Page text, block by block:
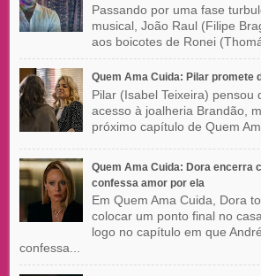
Passando por uma fase
musical, João Raul (Filipe
aos boicotes de Ronei
Quem Ama Cuida: Pilar promete
Pilar (Isabel Teixeira) pensou
acesso à joalheria Brandão,
próximo capítulo de Quem
Quem Ama Cuida: Dora encerra
confessa amor por ela
Em Quem Ama Cuida, Dora
colocar um ponto final no
logo no capítulo em que
confessa...